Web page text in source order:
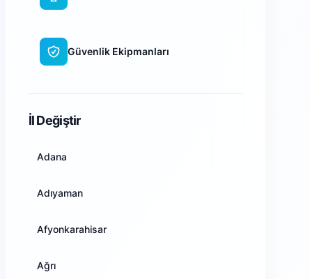
Güvenlik Ekipmanları
İl Değiştir
Adana
Adıyaman
Afyonkarahisar
Ağrı